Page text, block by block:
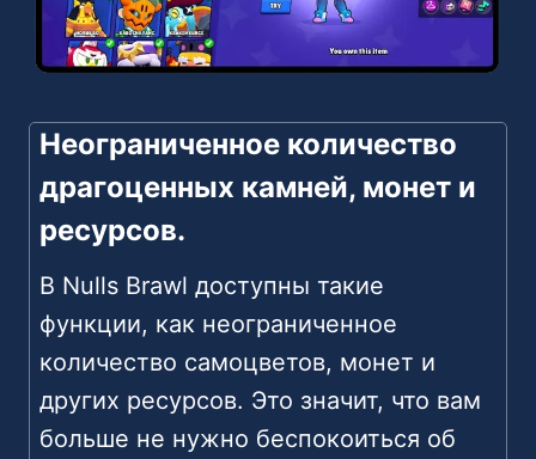
Неограниченное количество
драгоценных камней, монет и
ресурсов.
В Nulls Brawl доступны такие
функции, как неограниченное
количество самоцветов, монет и
других ресурсов. Это значит, что вам
больше не нужно беспокоиться об